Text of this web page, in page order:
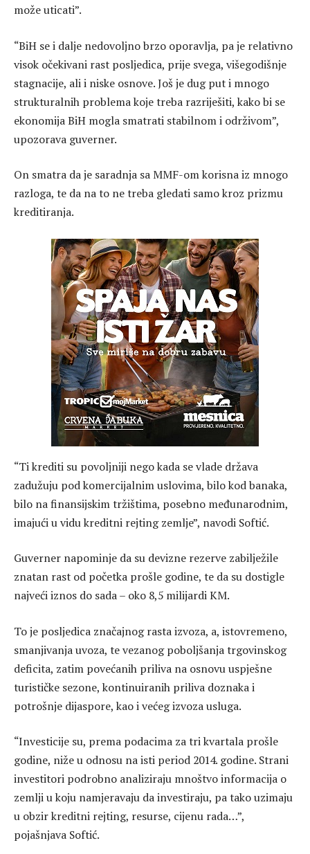
može uticati”.
“BiH se i dalje nedovoljno brzo oporavlja, pa je relativno
visok očekivani rast posljedica, prije svega, višegodišnje
stagnacije, ali i niske osnove. Još je dug put i mnogo
strukturalnih problema koje treba razriješiti, kako bi se
ekonomija BiH mogla smatrati stabilnom i održivom”,
upozorava guverner.
On smatra da je saradnja sa MMF-om korisna iz mnogo
razloga, te da na to ne treba gledati samo kroz prizmu
kreditiranja.
“Ti krediti su povoljniji nego kada se vlade država
zadužuju pod komercijalnim uslovima, bilo kod banaka,
bilo na finansijskim tržištima, posebno međunarodnim,
imajući u vidu kreditni rejting zemlje”, navodi Softić.
Guverner napominje da su devizne rezerve zabilježile
znatan rast od početka prošle godine, te da su dostigle
najveći iznos do sada – oko 8,5 milijardi KM.
To je posljedica značajnog rasta izvoza, a, istovremeno,
smanjivanja uvoza, te vezanog poboljšanja trgovinskog
deficita, zatim povećanih priliva na osnovu uspješne
turističke sezone, kontinuiranih priliva doznaka i
potrošnje dijaspore, kao i većeg izvoza usluga.
“Investicije su, prema podacima za tri kvartala prošle
godine, niže u odnosu na isti period 2014. godine. Strani
investitori podrobno analiziraju mnoštvo informacija o
zemlji u koju namjeravaju da investiraju, pa tako uzimaju
u obzir kreditni rejting, resurse, cijenu rada…”,
pojašnjava Softić.